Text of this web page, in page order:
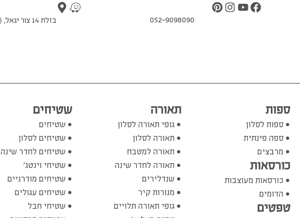
052-9098090 בזלת 14 צור יגאל, (ההגעה בתאום מראש)
ספות
ספות לסלון
ספה פינתית
מרבצים
כורסאות
כורסאות מעוצבות
הדומים
טפטים
תאורה
גופי תאורה לסלון
תאורה לסלון
תאורה למטבח
תאורה לחדר שינה
שנדלירים
מנורות קיר
גופי תאורה תלויים
שטיחים
שטיחים
שטיחים לסלון
שטיחים לחדר שינה
שטיחי וינטג'
שטיחים מודרניים
שטיחים עגולים
שטיחי חבל